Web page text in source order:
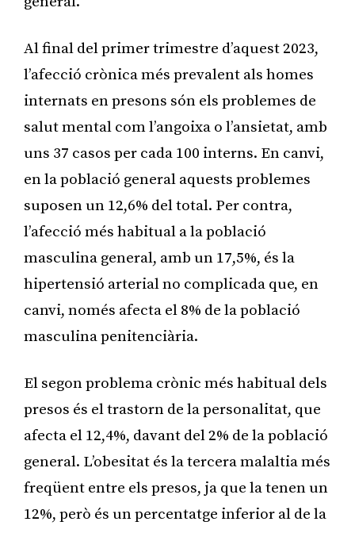
Al final del primer trimestre d’aquest 2023,
l’afecció crònica més prevalent als homes
internats en presons són els problemes de
salut mental com l’angoixa o l’ansietat, amb
uns 37 casos per cada 100 interns. En canvi,
en la població general aquests problemes
suposen un 12,6% del total. Per contra,
l’afecció més habitual a la població
masculina general, amb un 17,5%, és la
hipertensió arterial no complicada que, en
canvi, només afecta el 8% de la població
masculina penitenciària.
El segon problema crònic més habitual dels
presos és el trastorn de la personalitat, que
afecta el 12,4%, davant del 2% de la població
general. L’obesitat és la tercera malaltia més
freqüent entre els presos, ja que la tenen un
12%, però és un percentatge inferior al de la